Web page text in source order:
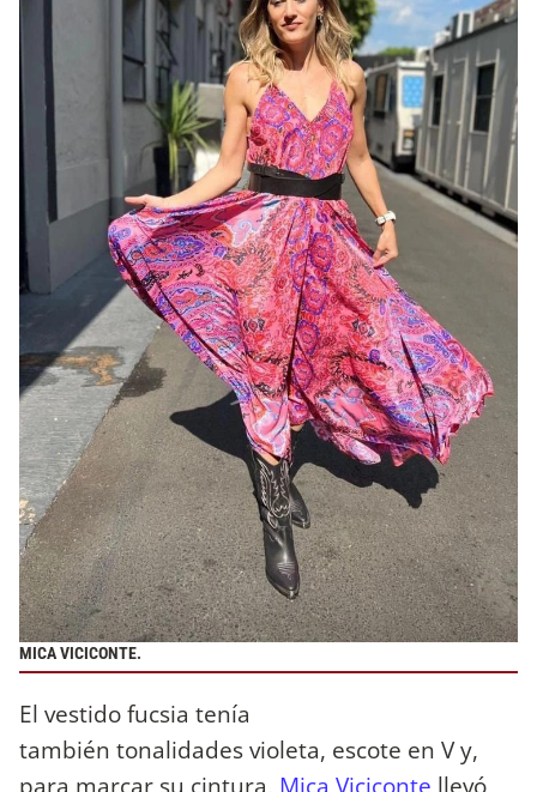
MICA VICICONTE.
El vestido fucsia tenía
también tonalidades violeta, escote en V y,
para marcar su cintura, Mica Viciconte llevó